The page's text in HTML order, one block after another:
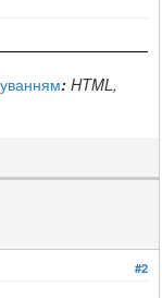
: HTML,
#2